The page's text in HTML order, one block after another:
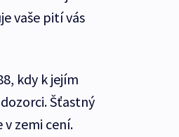
vaše pití vás
kdy k jejím
Šťastný
zemi cení.